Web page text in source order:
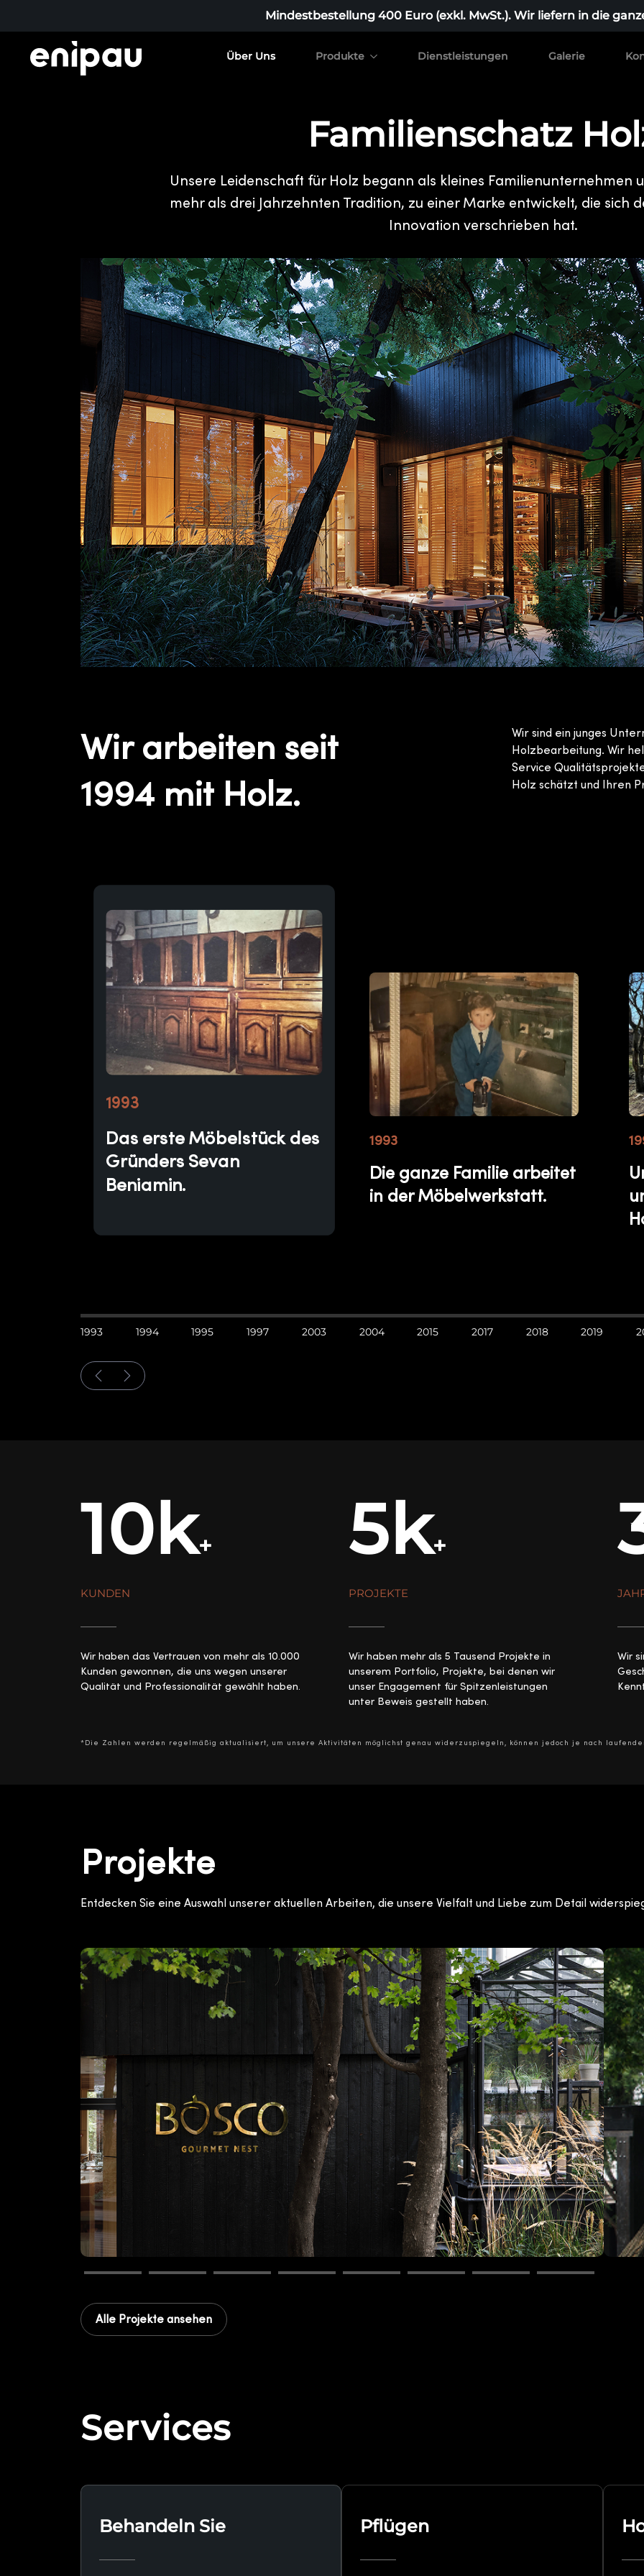
Mindestbestellung 400 Euro (exkl. MwSt.). Wir liefern in die
Über Uns Produkte Dienstleistungen Galerie
Familienschatz
Unsere Leidenschaft für Holz begann als kleines Familienunternehmen
mehr als drei Jahrzehnten Tradition, zu einer Marke entwickelt, die sich
Innovation verschrieben hat.
Wir arbeiten seit
1994 mit Holz.
Wir sind ein junges
Holzbearbeitung. Wir
Service
Holz schätzt und Ihren
1993
Das erste Möbelstück des
Gründers Sevan
Beniamin.
1993
Die ganze Familie arbeitet
in der Möbelwerkstatt.
1993 1994 1995 1997 2003 2004 2015 2017 2018 2019
10k+
KUNDEN
Wir haben das Vertrauen von mehr als 10.000
Kunden gewonnen, die uns wegen unserer
Qualität und Professionalität gewählt haben.
5k+
PROJEKTE
Wir haben mehr als 5 Tausend Projekte in
unserem Portfolio, Projekte, bei denen wir
unser Engagement für Spitzenleistungen
unter Beweis gestellt haben.
Wir
*Die Zahlen werden regelmäßig aktualisiert, um unsere Aktivitäten möglichst genau widerzuspiegeln, können jedoch je nach
Projekte
Entdecken Sie eine Auswahl unserer aktuellen Arbeiten, die unsere Vielfalt und Liebe zum Detail
Alle Projekte ansehen
Services
Behandeln Sie Pflügen